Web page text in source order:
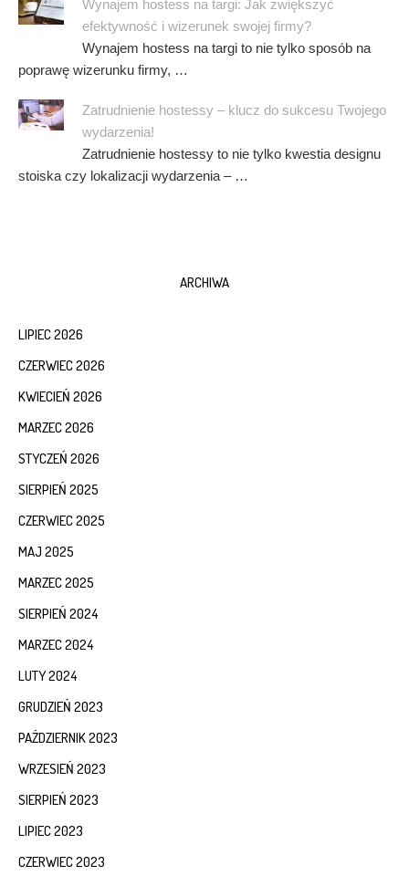
Wynajem hostess na targi: Jak zwiększyć
efektywność i wizerunek swojej firmy?
Wynajem hostess na targi to nie tylko sposób na
poprawę wizerunku firmy, …
Zatrudnienie hostessy – klucz do sukcesu Twojego
wydarzenia!
Zatrudnienie hostessy to nie tylko kwestia designu
stoiska czy lokalizacji wydarzenia – …
ARCHIWA
LIPIEC 2026
CZERWIEC 2026
KWIECIEŃ 2026
MARZEC 2026
STYCZEŃ 2026
SIERPIEŃ 2025
CZERWIEC 2025
MAJ 2025
MARZEC 2025
SIERPIEŃ 2024
MARZEC 2024
LUTY 2024
GRUDZIEŃ 2023
PAŹDZIERNIK 2023
WRZESIEŃ 2023
SIERPIEŃ 2023
LIPIEC 2023
CZERWIEC 2023